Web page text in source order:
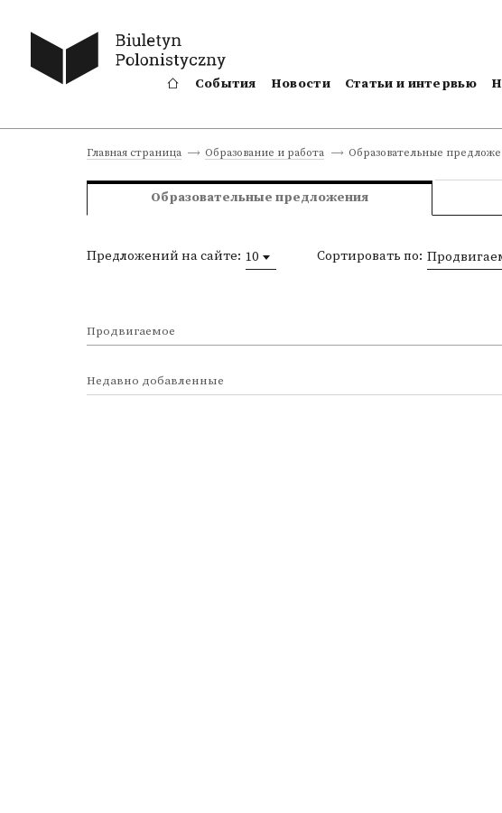
События Новости Статьи и интервью
Главная страница Образование и работа Образовательные
Образовательные предложения
Предложений на сайте: 10 Сортировать по:
Продвигаемое
Недавно добавленные